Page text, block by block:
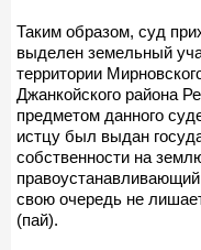
Таким образом, суд
выделен земельный
территории
Джанкойского района
предметом данного
истцу был выдан
собственности на
свою очередь не
(пай).